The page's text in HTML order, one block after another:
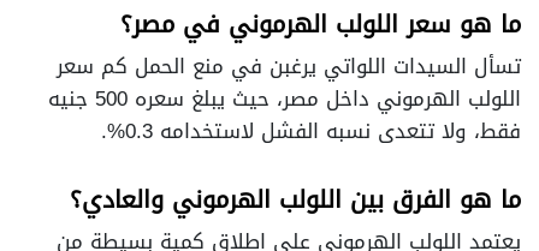
ما هو سعر اللولب الهرموني في مصر؟
تسأل السيدات اللواتي يرغبن في منع الحمل كم سعر
اللولب الهرموني داخل مصر، حيث يبلغ سعره 500 جنيه
فقط، ولا تتعدى نسبه الفشل لاستخدامه 0.3%.
ما هو الفرق بين اللولب الهرموني والعادي؟
يعتمد اللولب الهرموني على اطلاق كمية بسيطة من